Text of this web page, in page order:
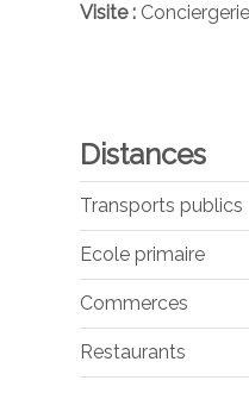
Visite :
Distances
Transports publics
Ecole primaire
Commerces
Restaurants